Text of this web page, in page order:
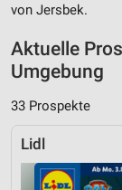
von Jersbek.
Aktuelle
Umgebung
33 Prospekte
Lidl